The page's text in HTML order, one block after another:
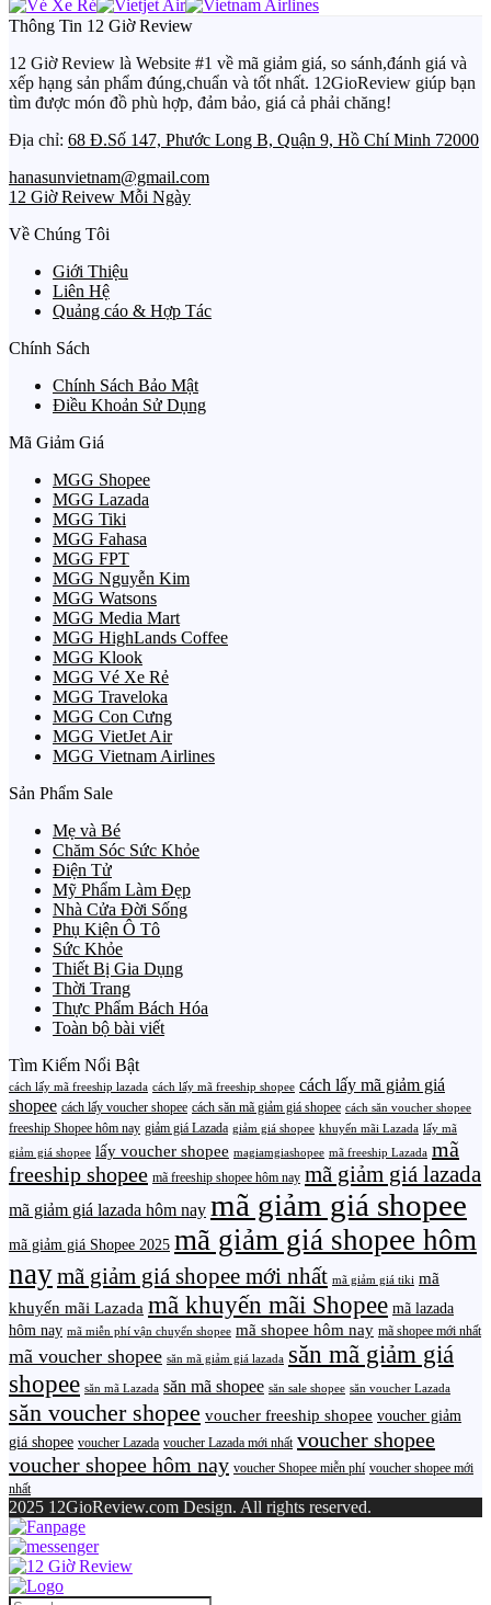
Thông Tin 12 Giờ Review
12 Giờ Review là Website #1 về mã giảm giá, so sánh,đánh giá và
xếp hạng sản phẩm đúng,chuẩn và tốt nhất. 12GioReview giúp bạn
tìm được món đồ phù hợp, đảm bảo, giá cả phải chăng!
Địa chỉ: 68 Đ.Số 147, Phước Long B, Quận 9, Hồ Chí Minh 72000
hanasunvietnam@gmail.com
12 Giờ Reivew Mỗi Ngày
Về Chúng Tôi
Giới Thiệu
Liên Hệ
Quảng cáo & Hợp Tác
Chính Sách
Chính Sách Bảo Mật
Điều Khoản Sử Dụng
Mã Giảm Giá
MGG Shopee
MGG Lazada
MGG Tiki
MGG Fahasa
MGG FPT
MGG Nguyễn Kim
MGG Watsons
MGG Media Mart
MGG HighLands Coffee
MGG Klook
MGG Vé Xe Rẻ
MGG Traveloka
MGG Con Cưng
MGG VietJet Air
MGG Vietnam Airlines
Sản Phẩm Sale
Mẹ và Bé
Chăm Sóc Sức Khỏe
Điện Tử
Mỹ Phẩm Làm Đẹp
Nhà Cửa Đời Sống
Phụ Kiện Ô Tô
Sức Khỏe
Thiết Bị Gia Dụng
Thời Trang
Thực Phẩm Bách Hóa
Toàn bộ bài viết
Tìm Kiếm Nổi Bật
cách lấy mã freeship lazada cách lấy mã freeship shopee cách lấy mã giảm giá
shopee cách lấy voucher shopee cách săn mã giảm giá shopee cách săn voucher shopee
freeship Shopee hôm nay giảm giá Lazada giảm giá shopee khuyến mãi Lazada lấy mã
giảm giá shopee lấy voucher shopee magiamgiashopee mã freeship Lazada mã
freeship shopee mã freeship shopee hôm nay mã giảm giá lazada
mã giảm giá lazada hôm nay mã giảm giá shopee
mã giảm giá Shopee 2025 mã giảm giá shopee hôm
naymã giảm giá shopee mới nhất mã giảm giá tiki mã
khuyến mãi Lazada mã khuyến mãi Shopee mã lazada
hôm nay mã miễn phí vận chuyển shopee mã shopee hôm nay mã shopee mới nhất
mã voucher shopee săn mã giảm giá lazada săn mã giảm giá
shopee săn mã Lazada săn mã shopee săn sale shopee săn voucher Lazada
săn voucher shopee voucher freeship shopee voucher giảm
giá shopee voucher Lazada voucher Lazada mới nhất voucher shopee
voucher shopee hôm nay voucher Shopee miễn phí voucher shopee mới
nhất
2025 12GioReview.com Design. All rights reserved.